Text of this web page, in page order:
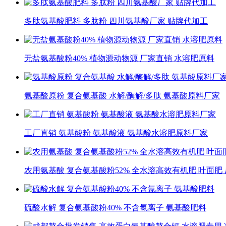
1.物理性能:
外观 淡黄色粉末
溶解性 全溶
水分含量 小于 5%
氨基酸总含量 大于40%
总氮 大于 16.5%
2. 主要功能:
2.1、能螯合土壤营养元素、剌激根系生长，使作物
2.3 、能改善作物根际的微域环境，抑制土传病害的
2.4、与无机肥配施，能增加养分的协同效应，作物
2.5、长期施用，使土壤多孔疏松，减轻土壤的板结
2.6、本系列产品更是有机食品基地、绿色食品基地
多肽氨基酸肥料 多肽粉 四川氨基酸厂家 贴牌代加工
无盐氨基酸粉40% 植物源动物源 厂家直销 水溶肥原料
氨基酸原粉 复合氨基酸 水解/酶解/多肽 氨基酸原料厂家
工厂直销 氨基酸粉 氨基酸液 氨基酸水溶肥原料厂家
农用氨基酸 复合氨基酸粉52% 全水溶高效有机肥 叶面肥
硫酸水解 复合氨基酸粉40% 不含氯离子 氨基酸肥料